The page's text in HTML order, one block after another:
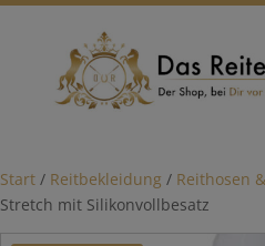
Start / Reitbekleidung / Reithosen
Stretch mit Silikonvollbesatz